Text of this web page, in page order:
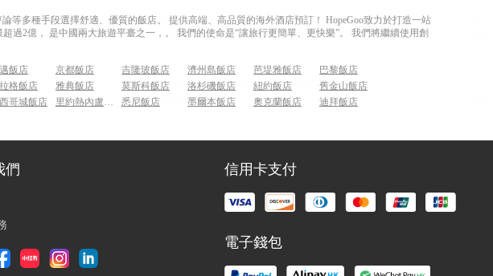
多種手段選擇舒適、優質的飯店。 提供高端、高品質的海外酒店預訂！ HopeGoo致力於打造一站
2億， 是中國兩大旅遊平臺之一，。 我們的使命是“讓旅行更簡單、更快樂”。 我們將繼續使用創
飯店 京都飯店 吉隆玻飯店 濟州島飯店 芭堤雅飯店
巴黎飯店
格飯店 雅典飯店 莫斯科飯店 洛杉磯飯店 紐約飯店
舊金山飯店
哥城飯店 里約熱內盧飯店 悉尼飯店 墨爾本飯店 奧克蘭飯店
迪拜飯店
們 信用卡支付
電子錢包